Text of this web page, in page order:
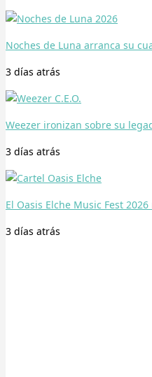
Noches de Luna arranca su
3 días atrás
Weezer ironizan sobre su
3 días atrás
El Oasis Elche Music Fest
3 días atrás